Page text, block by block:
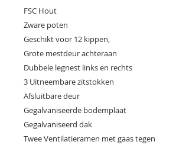
FSC Hout
Zware poten
Geschikt voor 12 kippen,
Grote mestdeur achteraan
Dubbele legnest links en rechts
3 Uitneembare zitstokken
Afsluitbare deur
Gegalvaniseerde bodemplaat
Gegalvaniseerd dak
Twee Ventilatieramen met gaas tegen